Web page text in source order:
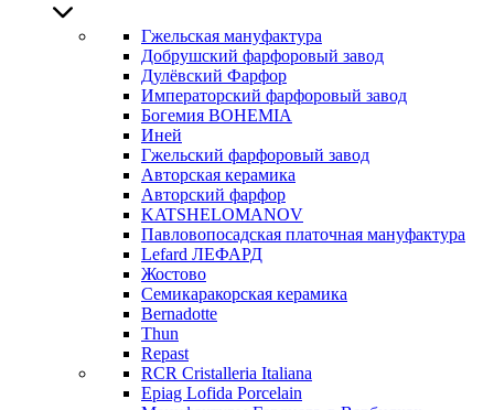
Гжельская мануфактура
Добрушский фарфоровый завод
Дулёвский Фарфор
Императорский фарфоровый завод
Богемия BOHEMIA
Иней
Гжельский фарфоровый завод
Авторская керамика
Авторский фарфор
KATSHELOMANOV
Павловопосадская платочная мануфактура
Lefard ЛЕФАРД
Жостово
Семикаракорская керамика
Bernadotte
Thun
Repast
RCR Cristalleria Italiana
Epiag Lofida Porcelain